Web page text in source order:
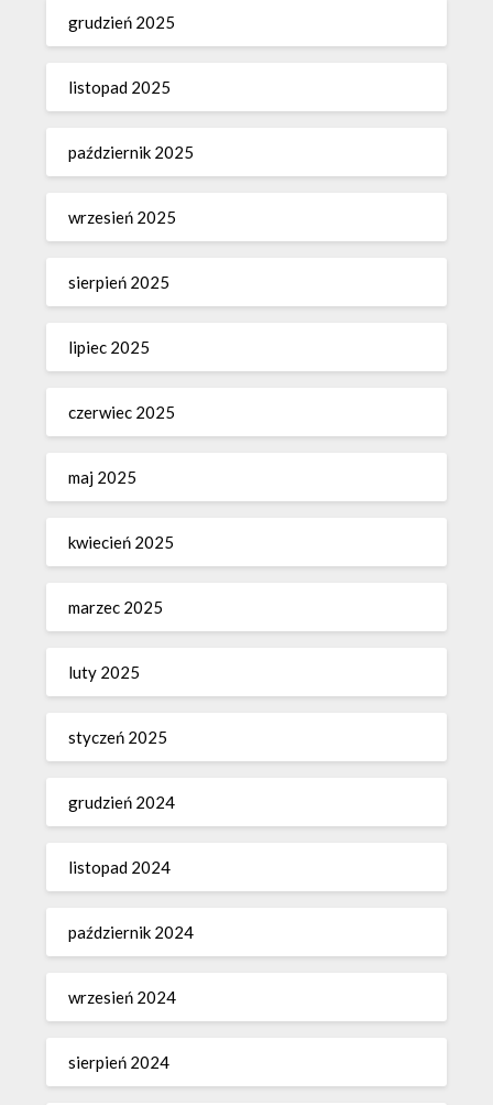
grudzień 2025
listopad 2025
październik 2025
wrzesień 2025
sierpień 2025
lipiec 2025
czerwiec 2025
maj 2025
kwiecień 2025
marzec 2025
luty 2025
styczeń 2025
grudzień 2024
listopad 2024
październik 2024
wrzesień 2024
sierpień 2024